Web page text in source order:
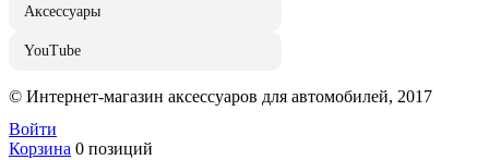
Аксессуары
YouTube
© Интернет-магазин аксессуаров для автомобилей, 2017
Войти
Корзина 0 позиций